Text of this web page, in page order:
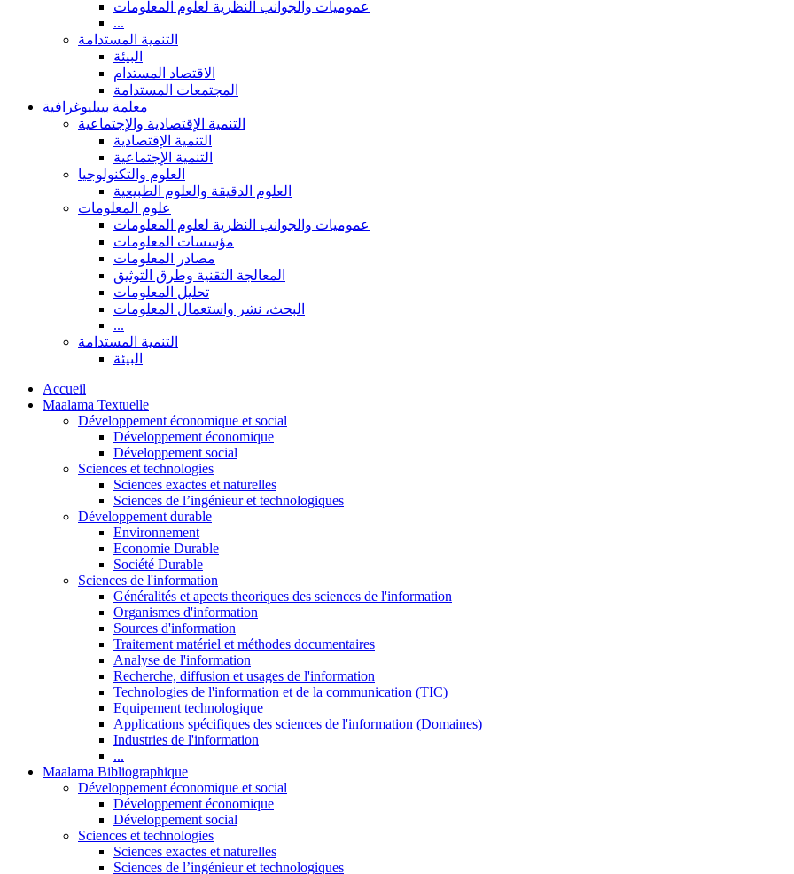
عموميات والجوانب النظرية لعلوم المعلومات
...
التنمية المستدامة
البيئة
الاقتصاد المستدام
المجتمعات المستدامة
معلمة بيبليوغرافية
التنمية الإقتصادية والإجتماعية
التنمية الإقتصادية
التنمية الإجتماعية
العلوم والتكنولوجيا
العلوم الدقيقة والعلوم الطبيعية
علوم المعلومات
عموميات والجوانب النظرية لعلوم المعلومات
مؤسسات المعلومات
مصادر المعلومات
المعالجة التقنية وطرق التوثيق
تحليل المعلومات
البحث، نشر واستعمال المعلومات
...
التنمية المستدامة
البيئة
Accueil
Maalama Textuelle
Développement économique et social
Développement économique
Développement social
Sciences et technologies
Sciences exactes et naturelles
Sciences de l’ingénieur et technologiques
Développement durable
Environnement
Economie Durable
Société Durable
Sciences de l'information
Généralités et apects theoriques des sciences de l'information
Organismes d'information
Sources d'information
Traitement matériel et méthodes documentaires
Analyse de l'information
Recherche, diffusion et usages de l'information
Technologies de l'information et de la communication (TIC)
Equipement technologique
Applications spécifiques des sciences de l'information (Domaines)
Industries de l'information
...
Maalama Bibliographique
Développement économique et social
Développement économique
Développement social
Sciences et technologies
Sciences exactes et naturelles
Sciences de l’ingénieur et technologiques